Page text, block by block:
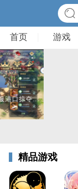
首页 游戏
精品游戏